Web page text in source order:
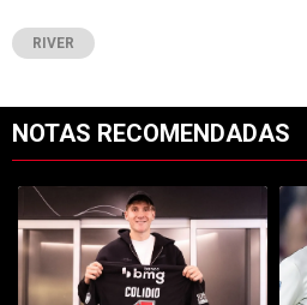
RIVER
NOTAS RECOMENDADAS
Un artículo de tendencia con el título
Un